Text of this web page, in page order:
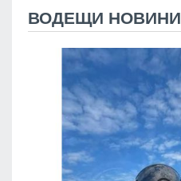
ВОДЕЩИ НОВИНИ